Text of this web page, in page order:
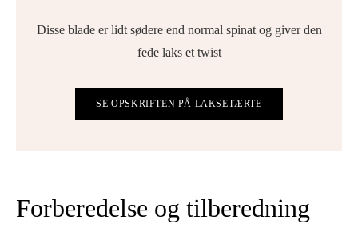
Disse blade er lidt sødere end normal spinat og giver den
fede laks et twist
SE OPSKRIFTEN PÅ LAKSETÆRTE
Forberedelse og tilberedning